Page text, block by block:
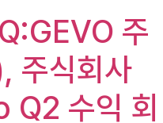
주
주식회사
Q2 수익 회